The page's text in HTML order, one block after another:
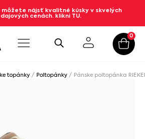
môžete nájsť kvalitné kúsky v skvelých
cenách. klikni TU.
0
topánky/ Poltopánky / Pánske poltopánka